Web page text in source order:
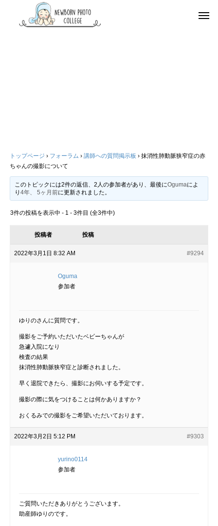
トップページ › フォーラム › 講師への質問掲示板 › 抹消性肺動脈狭窄症の赤
ちゃんの撮影について
このトピックには2件の返信、2人の参加者があり、最後にOgumaによ
り4年、 5ヶ月前に更新されました。
3件の投稿を表示中 - 1 - 3件目 (全3件中)
投稿者 投稿
2022年3月1日 8:32 AM #9294
Oguma
参加者
ゆりのさんに質問です。
撮影をご予約いただいたベビーちゃんが
急遽入院になり
検査の結果
抹消性肺動脈狭窄症と診断されました。
早く退院できたら、撮影にお伺いする予定です。
撮影の際に気をつけることは何かありますか？
おくるみでの撮影をご希望いただいております。
2022年3月2日 5:12 PM #9303
yurino0114
参加者
ご質問いただきありがとうございます。
助産師ゆりのです。